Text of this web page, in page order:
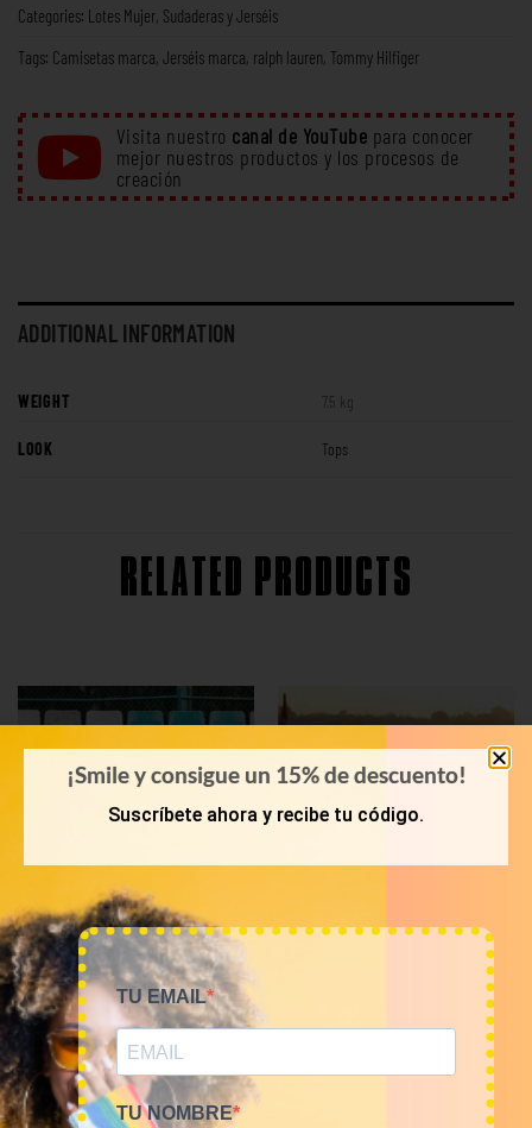
Categories: Lotes Mujer Sudaderas y Jerséis
Tags: Camisetas marca Jerséis marca ralph lauren Tommy Hilfiger
Visita nuestro canal de YouTube para conocer
mejor nuestros productos y los procesos de
creación
ADDITIONAL INFORMATION
WEIGHT 7,5 kg
LOOK Tops
RELATED PRODUCTS
POLOS
Mix de polos vintage de
marca por kilos
80,00€–320,00€ (sin IVA)
Mix casual de marca 12€/kg
(sin IVA)
¡Smile y consigue un 15% de descuento!
Suscríbete ahora y recibe tu código.
TU EMAIL
TU NOMBRE